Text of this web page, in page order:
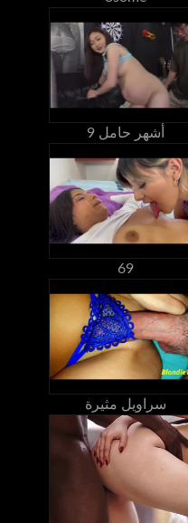
9 أشهر حامل
69
سراويل مثيرة